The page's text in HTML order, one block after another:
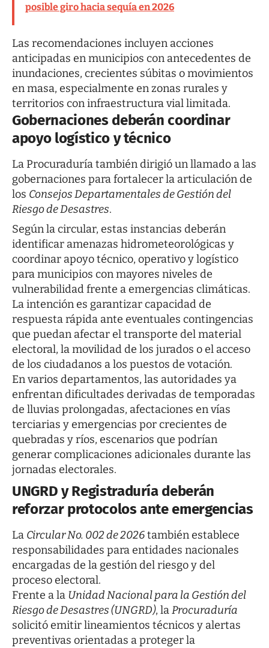
posible giro hacia sequía en 2026
Las recomendaciones incluyen acciones
anticipadas en municipios con antecedentes de
inundaciones, crecientes súbitas o movimientos
en masa, especialmente en zonas rurales y
territorios con infraestructura vial limitada.
Gobernaciones deberán coordinar
apoyo logístico y técnico
La Procuraduría también dirigió un llamado a las
gobernaciones para fortalecer la articulación de
los Consejos Departamentales de Gestión del
Riesgo de Desastres.
Según la circular, estas instancias deberán
identificar amenazas hidrometeorológicas y
coordinar apoyo técnico, operativo y logístico
para municipios con mayores niveles de
vulnerabilidad frente a emergencias climáticas.
La intención es garantizar capacidad de
respuesta rápida ante eventuales contingencias
que puedan afectar el transporte del material
electoral, la movilidad de los jurados o el acceso
de los ciudadanos a los puestos de votación.
En varios departamentos, las autoridades ya
enfrentan dificultades derivadas de temporadas
de lluvias prolongadas, afectaciones en vías
terciarias y emergencias por crecientes de
quebradas y ríos, escenarios que podrían
generar complicaciones adicionales durante las
jornadas electorales.
UNGRD y Registraduría deberán
reforzar protocolos ante emergencias
La Circular No. 002 de 2026también establece
responsabilidades para entidades nacionales
encargadas de la gestión del riesgo y del
proceso electoral.
Frente a la Unidad Nacional para la Gestión del
Riesgo de Desastres (UNGRD), laProcuraduría
solicitó emitir lineamientos técnicos y alertas
preventivas orientadas a proteger la